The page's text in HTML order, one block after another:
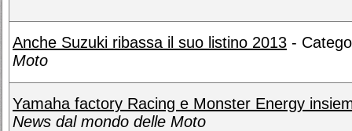
Anche Suzuki ribassa il suo listino 2013 -
Moto
Yamaha factory Racing e Monster Energy
News dal mondo delle Moto